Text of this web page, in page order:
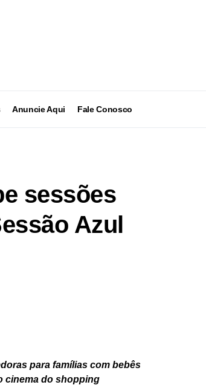
Anuncie Aqui Fale Conosco
sessões
Azul
para famílias com bebês
cinema do shopping